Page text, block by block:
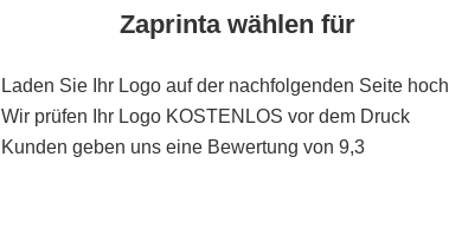
Zaprinta wählen für
Laden Sie Ihr Logo auf der nachfolgenden Seite hoch
Wir prüfen Ihr Logo KOSTENLOS vor dem Druck
Kunden geben uns eine Bewertung von 9,3